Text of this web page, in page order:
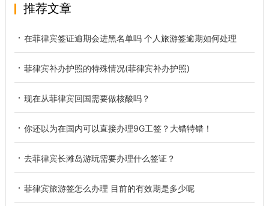
推荐文章
在菲律宾签证逾期会进黑名单吗 个人旅游签逾期如何处理
菲律宾补办护照的特殊情况(菲律宾补办护照)
现在从菲律宾回国需要做核酸吗？
你还以为在国内可以直接办理9G工签？大错特错！
去菲律宾长滩岛游玩需要办理什么签证？
菲律宾旅游签怎么办理 目前的有效期是多少呢